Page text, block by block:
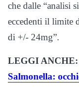
che dalle “analisi
eccedenti il limite
di +/- 24mg”.
LEGGI ANCHE:
Salmonella: